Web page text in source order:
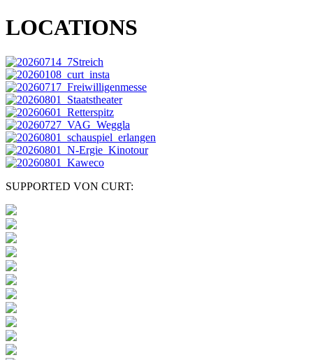
LOCATIONS
SUPPORTED VON CURT: